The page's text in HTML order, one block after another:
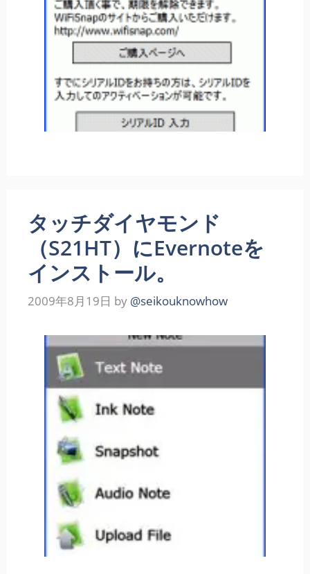
タッチダイヤモンド
（S21HT）にEvernoteを
インストール。
2009年8月19日 by @seikouknowhow